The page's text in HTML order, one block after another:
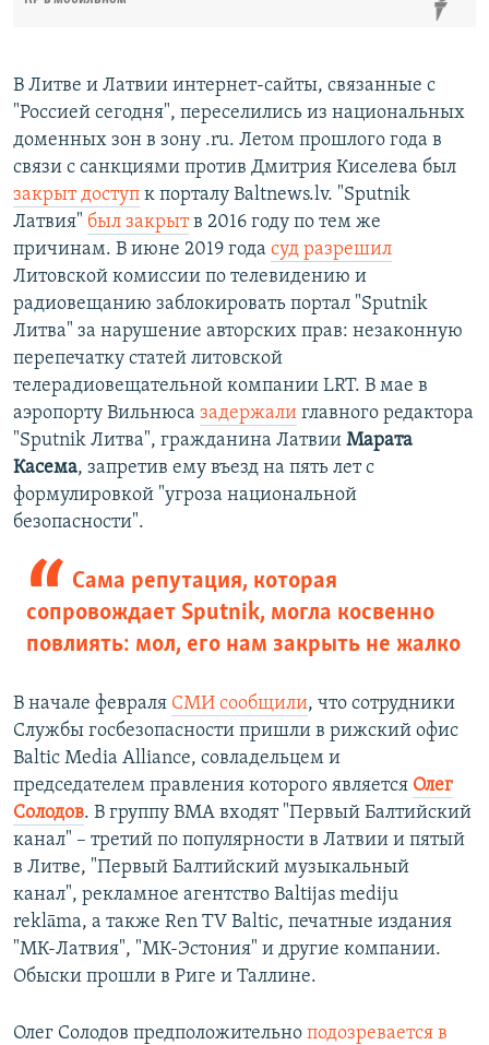
В Литве и Латвии интернет-сайты, связанные с
"Россией сегодня", переселились из национальных
доменных зон в зону .ru. Летом прошлого года в
связи с санкциями против Дмитрия Киселева был
закрыт доступ к порталу Baltnews.lv. "Sputnik
Латвия" был закрытв 2016 году по тем же
причинам. В июне 2019 года суд разрешил
Литовской комиссии по телевидению и
радиовещанию заблокировать портал "Sputnik
Литва" за нарушение авторских прав: незаконную
перепечатку статей литовской
телерадиовещательной компании LRT. В мае в
аэропорту Вильнюса задержали главного редактора
"Sputnik Литва", гражданина Латвии Марата
Касема, запретив ему въезд на пять лет с
формулировкой "угроза национальной
безопасности".
Сама репутация, которая
сопровождает Sputnik, могла косвенно
повлиять: мол, его нам закрыть не жалко
В начале февраля СМИ сообщили, что сотрудники
Службы госбезопасности пришли в рижский офис
Baltic Media Alliance, совладельцем и
председателем правления которого является Олег
Солодов. В группу BMA входят "Первый Балтийский
канал" – третий по популярности в Латвии и пятый
в Литве, "Первый Балтийский музыкальный
канал", рекламное агентство Baltijas mediju
reklāma, а также Ren TV Baltic, печатные издания
"МК-Латвия", "МК-Эстония" и другие компании.
Обыски прошли в Риге и Таллине.
Олег Солодов предположительно подозревается в